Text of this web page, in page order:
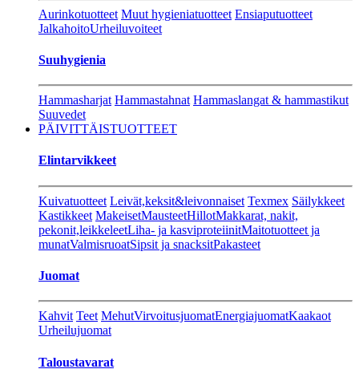
Aurinkotuotteet Muut hygieniatuotteet Ensiaputuotteet
JalkahoitoUrheiluvoiteet
Suuhygienia
Hammasharjat Hammastahnat Hammaslangat & hammastikut
Suuvedet
PÄIVITTÄISTUOTTEET
Elintarvikkeet
Kuivatuotteet Leivät,keksit&leivonnaiset Texmex Säilykkeet
Kastikkeet MakeisetMausteetHillotMakkarat, nakit,
pekonit,leikkeleetLiha- ja kasviproteiinitMaitotuotteet ja
munatValmisruoatSipsit ja snacksitPakasteet
Juomat
Kahvit Teet MehutVirvoitusjuomatEnergiajuomatKaakaot
Urheilujuomat
Taloustavarat